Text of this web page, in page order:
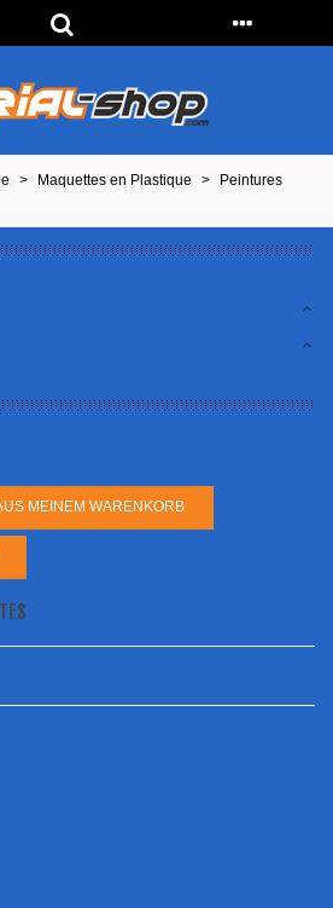
> Maquettes en Plastique >
Peintures
MEINEM WARENKORB